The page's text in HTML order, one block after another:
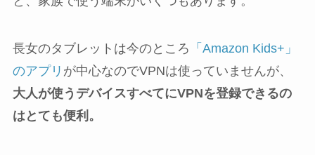
長女のタブレットは今のところ 「Amazon Kids+」
のアプリ が中心なのでVPNは使っていませんが、
大人が使うデバイスすべてにVPNを登録できるの
はとても便利。